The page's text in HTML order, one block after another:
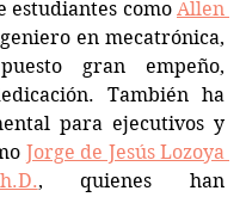
estudiantes como Allen
en mecatrónica,
gran empeño,
También ha
para ejecutivos y
Jorge de Jesús Lozoya
, quienes han